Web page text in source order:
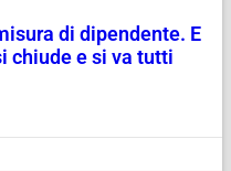
di dipendente. E
chiude e si va tutti